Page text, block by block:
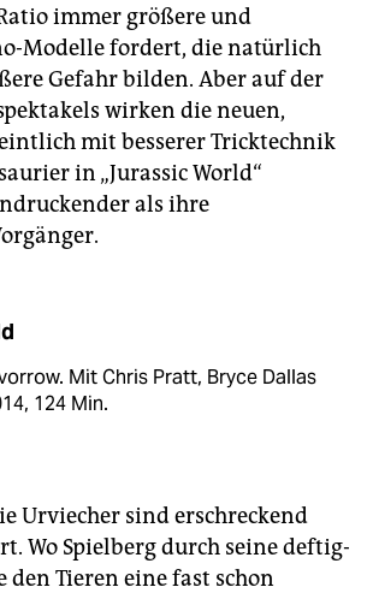
immer größere und
Modelle fordert, die natürlich
Gefahr bilden. Aber auf der
wirken die neuen,
mit besserer Tricktechnik
in „Jurassic World“
als ihre
Mit Chris Pratt, Bryce Dallas
124 Min.
Urviecher sind erschreckend
Wo Spielberg durch seine deftig-
Tieren eine fast schon